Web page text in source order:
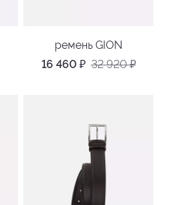
ремень GION
16 460 ₽ 32 920₽